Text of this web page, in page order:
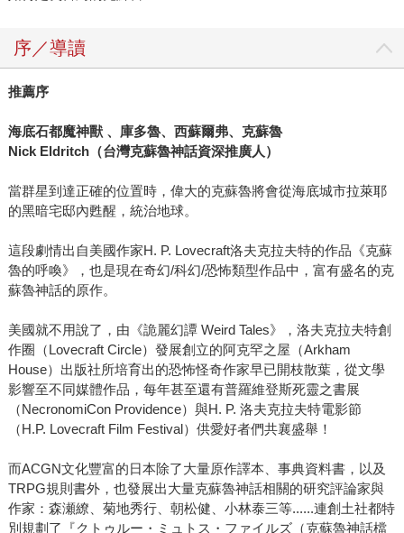
序／導讀
推薦序
海底石都魔神獸 、庫多魯、西蘇爾弗、克蘇魯
Nick Eldritch（台灣克蘇魯神話資深推廣人）
當群星到達正確的位置時，偉大的克蘇魯將會從海底城市拉萊耶
的黑暗宅邸內甦醒，統治地球。
這段劇情出自美國作家H. P. Lovecraft洛夫克拉夫特的作品《克蘇
魯的呼喚》，也是現在奇幻/科幻/恐怖類型作品中，富有盛名的克
蘇魯神話的原作。
美國就不用說了，由《詭麗幻譚 Weird Tales》，洛夫克拉夫特創
作圈（Lovecraft Circle）發展創立的阿克罕之屋（Arkham
House）出版社所培育出的恐怖怪奇作家早已開枝散葉，從文學
影響至不同媒體作品，每年甚至還有普羅維登斯死靈之書展
（NecronomiCon Providence）與H. P. 洛夫克拉夫特電影節
（H.P. Lovecraft Film Festival）供愛好者們共襄盛舉！
而ACGN文化豐富的日本除了大量原作譯本、事典資料書，以及
TRPG規則書外，也發展出大量克蘇魯神話相關的研究評論家與
作家：森瀬繚、菊地秀行、朝松健、小林泰三等......連創土社都特
別規劃了『クトゥルー・ミュトス・ファイルズ（克蘇魯神話檔